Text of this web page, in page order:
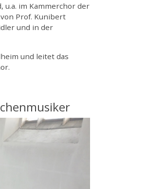
u.a. im Kammerchor der
Prof. Kunibert
und in der
und leitet das